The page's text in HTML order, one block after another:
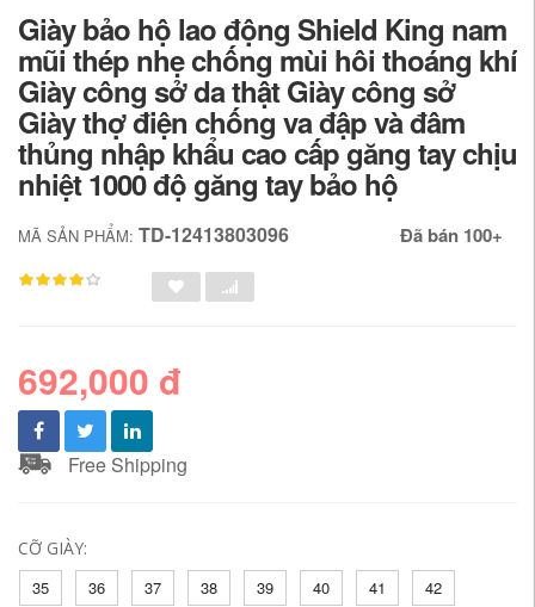
Giày bảo hộ lao động Shield King nam
mũi thép nhẹ chống mùi hôi thoáng khí
Giày công sở da thật Giày công sở
Giày thợ điện chống va đập và đâm
thủng nhập khẩu cao cấp găng tay chịu
nhiệt 1000 độ găng tay bảo hộ
MÃ SẢN PHẨM: TD-12413803096 Đã bán 100+
692,000 đ
Free Shipping
CỠ GIÀY:
35
36 37 38 39 40 41 42